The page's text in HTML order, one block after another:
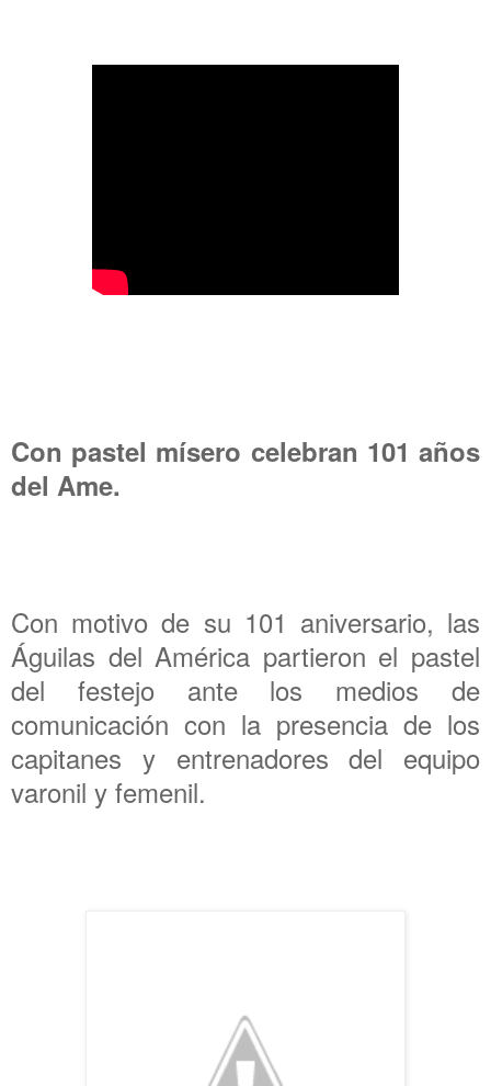
Con pastel mísero celebran 101 años
del Ame.
Con motivo de su 101 aniversario, las
Águilas del América partieron el pastel
del festejo ante los medios de
comunicación con la presencia de los
capitanes y entrenadores del equipo
varonil y femenil.